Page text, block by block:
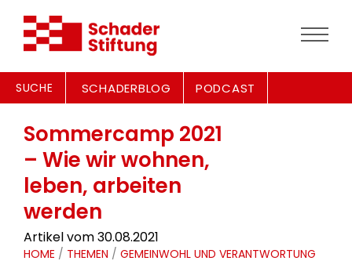
SUCHE SCHADERBLOG PODCAST
Sommercamp 2021
– Wie wir wohnen,
leben, arbeiten
werden
Artikel vom 30.08.2021
HOME / THEMEN / GEMEINWOHL UND VERANTWORTUNG